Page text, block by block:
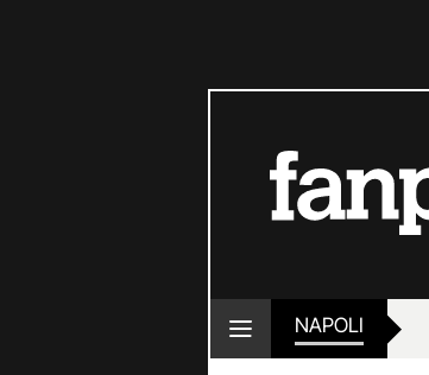
NAPOLI